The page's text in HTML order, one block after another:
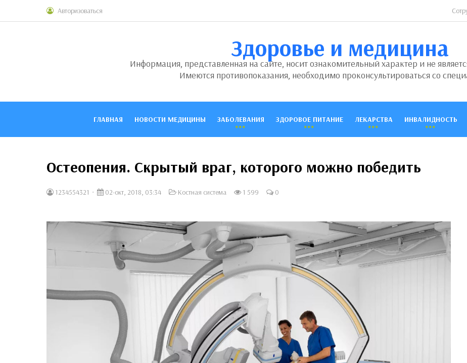
Авторизоваться
Здоровье и медицина
Информация, представленная на сайте, носит ознакомительный характер и не
Имеются противопоказания, необходимо проконсультироваться со
ГЛАВНАЯ НОВОСТИ МЕДИЦИНЫ ЗАБОЛЕВАНИЯ ЗДОРОВОЕ ПИТАНИЕ ЛЕКАРСТВА ИНВАЛИДНОСТЬ
Остеопения. Скрытый враг, которого можно победить
1234554321 02-окт, 2018, 03:34 Костная система 1 599 0